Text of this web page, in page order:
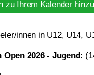
zu Ihrem Kalender
innen in U12, U14,
Open 2026 - Jugend :